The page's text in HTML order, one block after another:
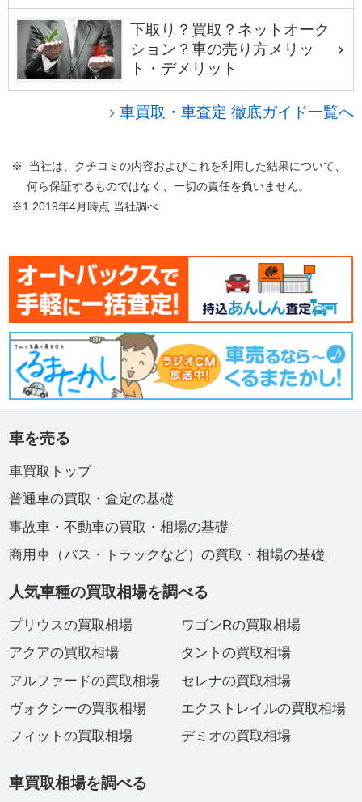
下取り？買取？ネットオーク
ション？車の売り方メリッ
ト・デメリット
車買取・車査定 徹底ガイド一覧へ
※ 当社は、クチコミの内容およびこれを利用した結果について、
何ら保証するものではなく、一切の責任を負いません。
※1 2019年4月時点 当社調べ
車を売る
車買取トップ
普通車の買取・査定の基礎
事故車・不動車の買取・相場の基礎
商用車（バス・トラックなど）の買取・相場の基礎
人気車種の買取相場を調べる
プリウスの買取相場
アクアの買取相場
アルファードの買取相場
ヴォクシーの買取相場
フィットの買取相場
ワゴンRの買取相場
タントの買取相場
セレナの買取相場
エクストレイルの買取相場
デミオの買取相場
車買取相場を調べる